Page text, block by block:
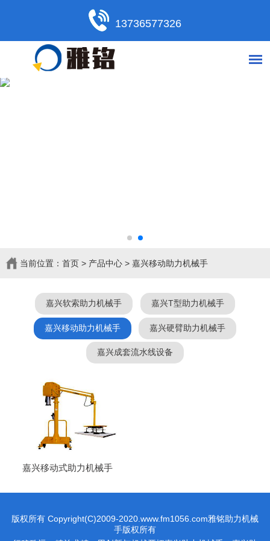
13736577326
当前位置： 首页> 产品中心> 嘉兴移动助力机械手
嘉兴软索助力机械手 嘉兴T型助力机械手
嘉兴移动助力机械手 嘉兴硬臂助力机械手
嘉兴成套流水线设备
嘉兴移动式助力机械手
版权所有 Copyright(C)2009-2020.www.fm1056.com雅铭助力机械
手版权所有